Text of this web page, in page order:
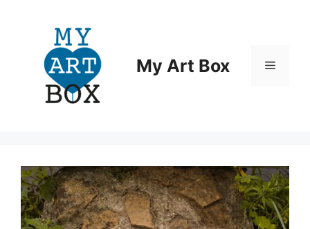
My Art Box Menu